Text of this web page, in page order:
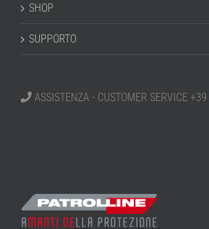
SHOP
SUPPORTO
ASSISTENZA - CUSTOMER SERVICE